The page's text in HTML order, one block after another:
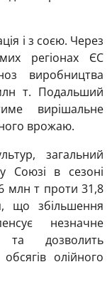
і з соєю. Через
регіонах ЄС
виробництва
т. Подальший
вирішальне
врожаю.
загальний
Союзі в сезоні
млн т проти 31,8
що збільшення
незначне
та дозволить
олійного